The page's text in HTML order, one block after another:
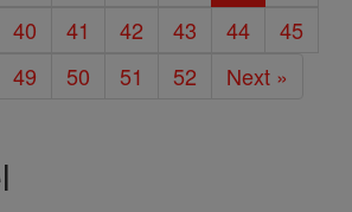
40 41 42 43 44
45
49 50 51 52 Next »